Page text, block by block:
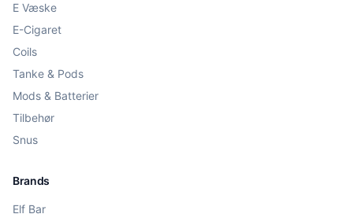
E Væske
E-Cigaret
Coils
Tanke & Pods
Mods & Batterier
Tilbehør
Snus
Brands
Elf Bar